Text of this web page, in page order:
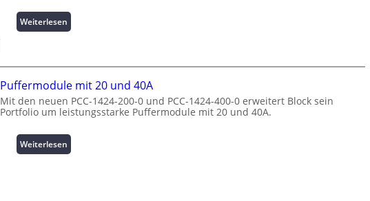
m
p
i
t
n
e
N
t
z
u
s
Weiterlesen
W
e
n
e
g
i
Puffermodule mit 20 und 40A
Mit den neuen PCC-1424-200-0 und PCC-1424-400-0 erweitert Block sein
Portfolio um leistungsstarke Puffermodule mit 20 und 40A.
Weiterlesen
P